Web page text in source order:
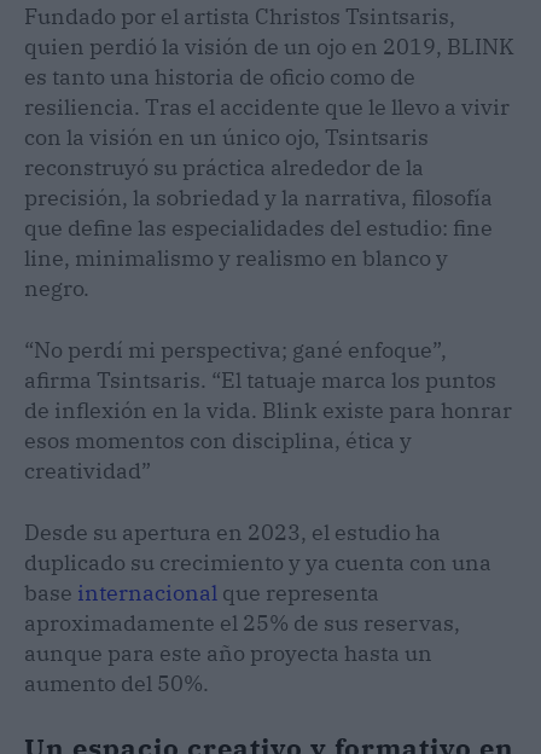
Fundado por el artista Christos Tsintsaris,
quien perdió la visión de un ojo en 2019, BLINK
es tanto una historia de oficio como de
resiliencia. Tras el accidente que le llevo a vivir
con la visión en un único ojo, Tsintsaris
reconstruyó su práctica alrededor de la
precisión, la sobriedad y la narrativa, filosofía
que define las especialidades del estudio: fine
line, minimalismo y realismo en blanco y
negro.
“No perdí mi perspectiva; gané enfoque”,
afirma Tsintsaris. “El tatuaje marca los puntos
de inflexión en la vida. Blink existe para honrar
esos momentos con disciplina, ética y
creatividad”
Desde su apertura en 2023, el estudio ha
duplicado su crecimiento y ya cuenta con una
base internacional que representa
aproximadamente el 25% de sus reservas,
aunque para este año proyecta hasta un
aumento del 50%.